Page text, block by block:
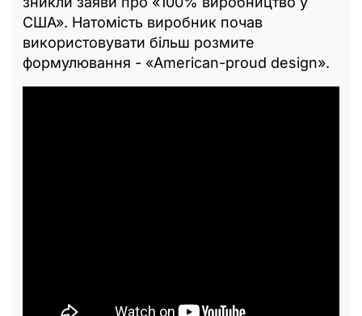
США». Натомість виробник почав
використовувати більш розмите
формулювання - «American-proud design».